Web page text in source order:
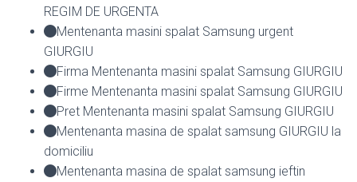
REGIM DE URGENTA
Mentenanta masini spalat Samsung urgent
GIURGIU
Firma Mentenanta masini spalat Samsung GIURGIU
Firme Mentenanta masini spalat Samsung GIURGIU
Pret Mentenanta masini spalat Samsung GIURGIU
Mentenanta masina de spalat samsung GIURGIU la
domiciliu
Mentenanta masina de spalat samsung ieftin